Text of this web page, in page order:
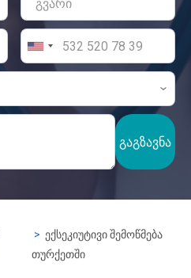
ᲒᲐᲒᲖᲐᲕᲜᲐ
ექსეკიუტივი შემოწმება
თურქეთში